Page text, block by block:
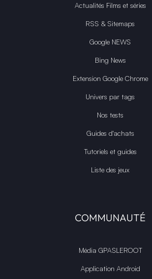
Actualités Films et séries
RSS & Sitemaps
Google NEWS
Bing News
Extension Google Chrome
Univers par tags
Nos tests
Guides d'achats
Tutoriels et guides
Liste des jeux
COMMUNAUTÉ
Média GPASLEROOT
Application Android